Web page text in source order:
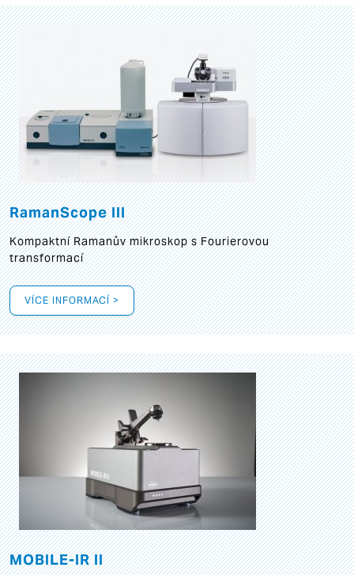
RamanScope III
Kompaktní Ramanův mikroskop s Fourierovou
transformací
VÍCE INFORMACÍ >
MOBILE-IR II